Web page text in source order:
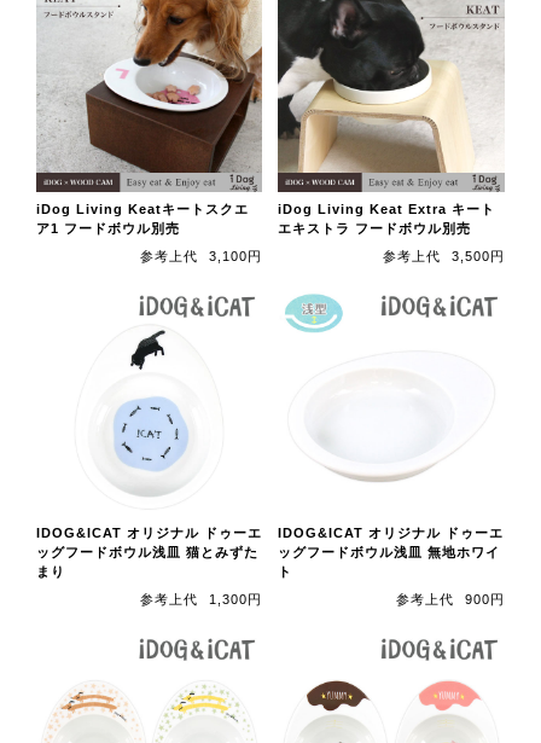
iDog Living Keatキートスクエ
ア1 フードボウル別売
参考上代
3,100円
iDog Living Keat Extra キート
エキストラ フードボウル別売
参考上代
3,500円
IDOG&ICAT オリジナル ドゥーエ
ッグフードボウル浅皿 猫とみずた
まり
参考上代
1,300円
IDOG&ICAT オリジナル ドゥーエ
ッグフードボウル浅皿 無地ホワイ
ト
参考上代
900円